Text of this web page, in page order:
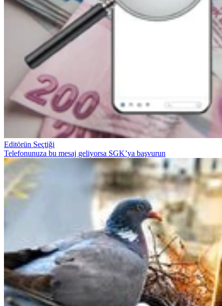
Editörün Seçtiği
Telefonunuza bu mesaj geliyorsa SGK’ya başvurun